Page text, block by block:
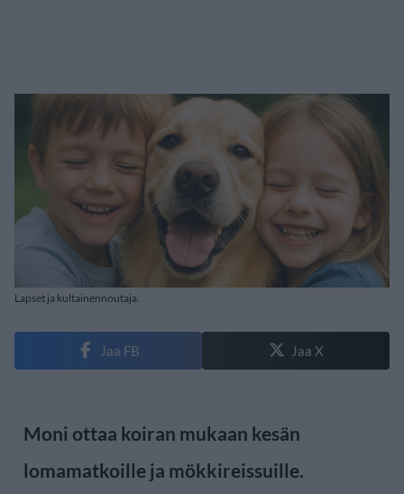
Lapset ja kultainennoutaja.
Jaa FB Jaa X
Moni ottaa koiran mukaan kesän
lomamatkoille ja mökkireissuille.